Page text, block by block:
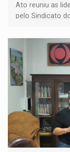
Ato reuniu as
pelo Sindicato